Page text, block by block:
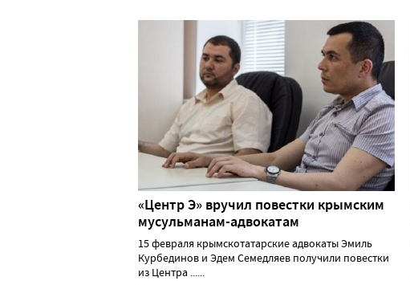
«Центр Э» вручил повестки крымским
мусульманам-адвокатам
15 февраля крымскотатарские адвокаты Эмиль
Курбединов и Эдем Семедляев получили повестки
из Центра ......